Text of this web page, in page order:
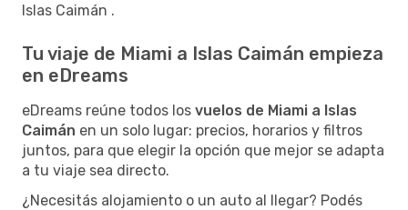
Islas Caimán .
Tu viaje de Miami a Islas Caimán empieza
en eDreams
eDreams reúne todos los vuelos de Miami a Islas
Caimán en un solo lugar: precios, horarios y filtros
juntos, para que elegir la opción que mejor se adapta
a tu viaje sea directo.
¿Necesitás alojamiento o un auto al llegar? Podés